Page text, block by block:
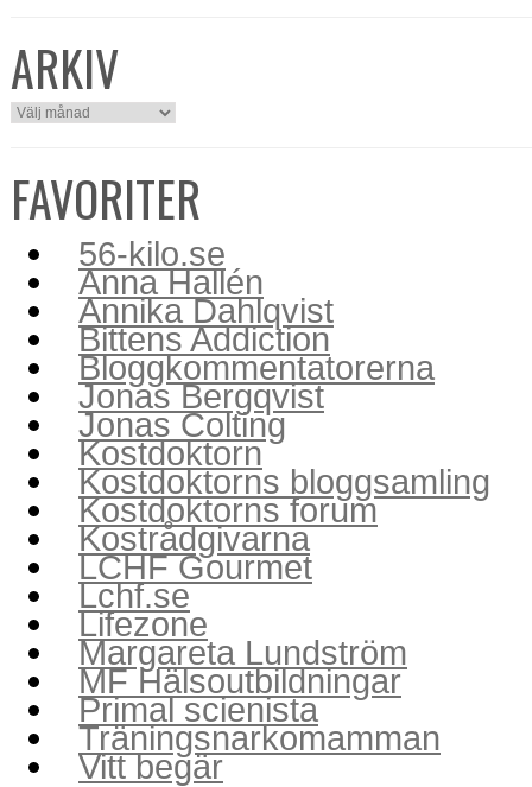
ARKIV
FAVORITER
56-kilo.se
Anna Hallén
Annika Dahlqvist
Bittens Addiction
Bloggkommentatorerna
Jonas Bergqvist
Jonas Colting
Kostdoktorn
Kostdoktorns bloggsamling
Kostdoktorns forum
Kostrådgivarna
LCHF Gourmet
Lchf.se
Lifezone
Margareta Lundström
MF Hälsoutbildningar
Primal scienista
Träningsnarkomamman
Vitt begär